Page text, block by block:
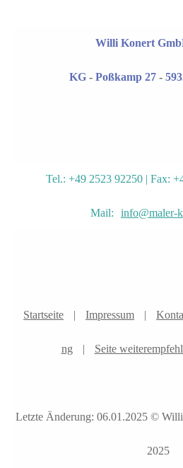
Willi Konert
KG- Poßkamp 27-
Tel.: +49 2523 92250 | Fax:
Mail: info@maler-
Startseite Impressum
ng Seite
Letzte Änderung: 06.01.2025 ©
2025